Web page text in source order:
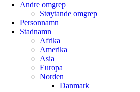
Andre omgrep
Støytande omgrep
Personnamn
Stadnamn
Afrika
Amerika
Asia
Europa
Norden
Danmark